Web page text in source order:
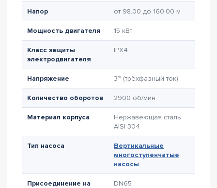
Напор от 98.00 до 160.00 м
Мощность двигателя 15 кВт
Класс защиты
электродвигателя
IPX4
Напряжение 3~ (трёхфазный ток)
Количество оборотов 2900 об/мин
Материал корпуса
Нержавеющая сталь
AISI 304
Тип насоса
Вертикальные
многоступенчатые
насосы
Присоединение на
DN65